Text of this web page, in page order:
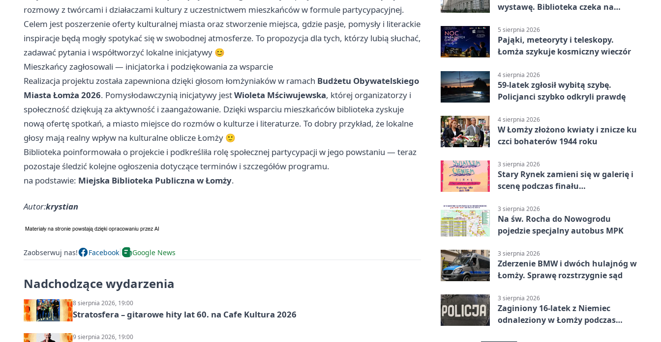
rozmowy z twórcami i działaczami kultury z uczestnictwem mieszkańców w formule partycypacyjnej.
Celem jest poszerzenie oferty kulturalnej miasta oraz stworzenie miejsca, gdzie pasje, pomysły i literackie
inspiracje będą mogły spotykać się w swobodnej atmosferze. To propozycja dla tych, którzy lubią słuchać,
zadawać pytania i współtworzyć lokalne inicjatywy 😊
Mieszkańcy zagłosowali — inicjatorka i podziękowania za wsparcie
Realizacja projektu została zapewniona dzięki głosom łomżyniaków w ramach Budżetu Obywatelskiego
Miasta Łomża 2026. Pomysłodawczynią inicjatywy jestWioleta Mściwujewska, której organizatorzy i
społeczność dziękują za aktywność i zaangażowanie. Dzięki wsparciu mieszkańców biblioteka zyskuje
nową ofertę spotkań, a miasto miejsce do rozmów o kulturze i literaturze. To dobry przykład, że lokalne
głosy mają realny wpływ na kulturalne oblicze Łomży 🙂
Biblioteka poinformowała o projekcie i podkreśliła rolę społecznej partycypacji w jego powstaniu — teraz
pozostaje śledzić kolejne ogłoszenia dotyczące terminów i szczegółów programu.
na podstawie: Miejska Biblioteka Publiczna w Łomży.
Autor:krystian
Zaobserwuj nas! Facebook Google News
Nadchodzące wydarzenia
8 sierpnia 2026, 19:00
Stratosfera – gitarowe hity lat 60. na Cafe Kultura 2026
9 sierpnia 2026, 19:00
wystawę. Biblioteka czeka na
5 sierpnia 2026
Pająki, meteoryty i teleskopy.
Łomża szykuje kosmiczny wieczór
4 sierpnia 2026
59-latek zgłosił wybitą szybę.
Policjanci szybko odkryli prawdę
4 sierpnia 2026
W Łomży złożono kwiaty i znicze ku
czci bohaterów 1944 roku
3 sierpnia 2026
Stary Rynek zamieni się w galerię i
scenę podczas finału
3 sierpnia 2026
Na św. Rocha do Nowogrodu
pojedzie specjalny autobus MPK
3 sierpnia 2026
Zderzenie BMW i dwóch hulajnóg w
Łomży. Sprawę rozstrzygnie sąd
3 sierpnia 2026
Zaginiony 16-latek z Niemiec
odnaleziony w Łomży podczas